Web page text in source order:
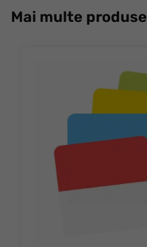
Mai multe produse